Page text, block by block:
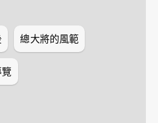
總大將的風範